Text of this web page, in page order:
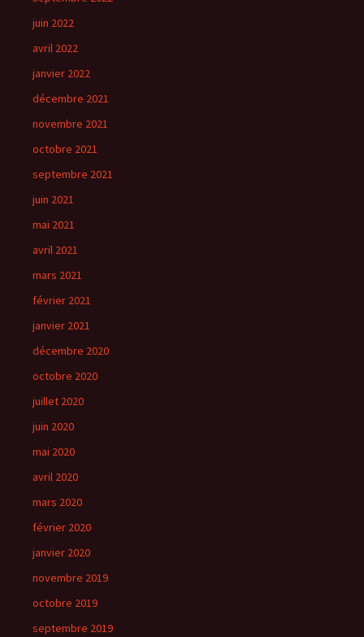
juin 2022
avril 2022
janvier 2022
décembre 2021
novembre 2021
octobre 2021
septembre 2021
juin 2021
mai 2021
avril 2021
mars 2021
février 2021
janvier 2021
décembre 2020
octobre 2020
juillet 2020
juin 2020
mai 2020
avril 2020
mars 2020
février 2020
janvier 2020
novembre 2019
octobre 2019
septembre 2019